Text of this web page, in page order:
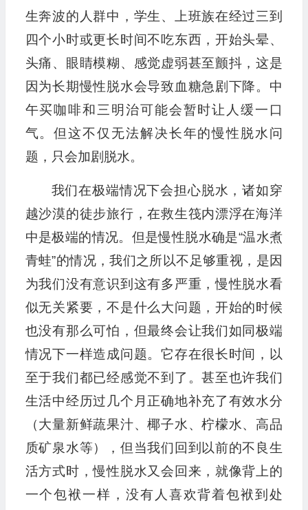
生奔波的人群中，学生、上班族在经过三到
四个小时或更长时间不吃东西，开始头晕、
头痛、眼睛模糊、感觉虚弱甚至颤抖，这是
因为长期慢性脱水会导致血糖急剧下降。中
午买咖啡和三明治可能会暂时让人缓一口
气。但这不仅无法解决长年的慢性脱水问
题，只会加剧脱水。
我们在极端情况下会担心脱水，诸如穿
越沙漠的徒步旅行，在救生筏内漂浮在海洋
中是极端的情况。但是慢性脱水确是“温水煮
青蛙”的情况，我们之所以不足够重视，是因
为我们没有意识到这有多严重，慢性脱水看
似无关紧要，不是什么大问题，开始的时候
也没有那么可怕，但最终会让我们如同极端
情况下一样造成问题。它存在很长时间，以
至于我们都已经感觉不到了。甚至也许我们
生活中经历过几个月正确地补充了有效水分
（大量新鲜蔬果汁、椰子水、柠檬水、高品
质矿泉水等），但当我们回到以前的不良生
活方式时，慢性脱水又会回来，就像背上的
一个包袱一样，没有人喜欢背着包袱到处